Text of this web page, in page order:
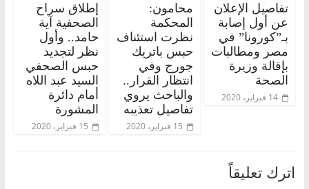
تفاصيل الإعلان
عن أول إصابة
بـ”كورونا” في
مصر ومطالبات
بإقالة وزيرة
الصحة
14 فبراير، 2020
محامون:
المحكمة
نظرت استئناف
حبس باتريك
جورج وفي
انتظار القرار..
والباحث يروي
تفاصيل تعذيبه
15 فبراير، 2020
إطلاق سراح
الصحفية آية
حامد.. وأول
نظر لتجديد
حبس الصحفي
السيد عبد اللاه
أمام دائرة
المشورة
15 فبراير، 2020
اترك تعليقاً